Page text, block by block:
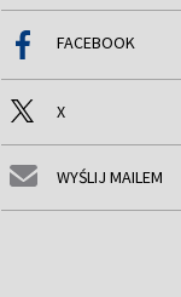
FACEBOOK
X
WYŚLIJ MAILEM